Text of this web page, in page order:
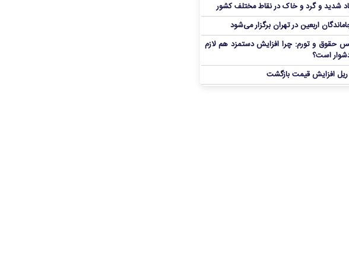
شدید و گرد و خاک در نقاط مختلف کشور
اربعین در تهران برگزار می‌شود
حقوق و تورم: چرا افزایش دستمزد هم لازم
است؟
ریل افزایش قیمت بازگشت